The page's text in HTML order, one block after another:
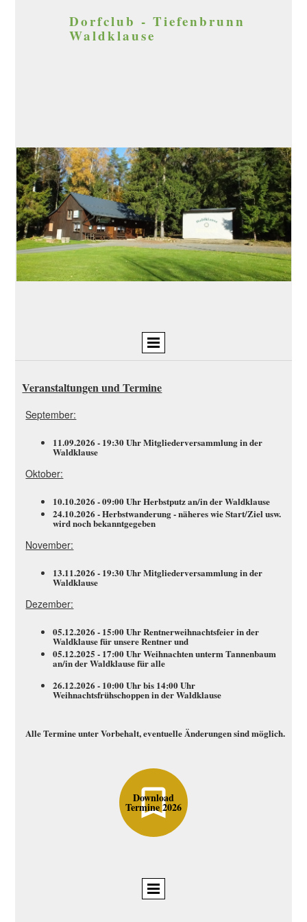
Dorfclub - Tiefenbrunn
Waldklause
Veranstaltungen und Termine
September:
11.09.2026 - 19:30 Uhr Mitgliederversammlung in der
Waldklause
Oktober:
10.10.2026 - 09:00 Uhr Herbstputz an/in der Waldklause
24.10.2026 - Herbstwanderung - näheres wie Start/Ziel usw.
wird noch bekanntgegeben
November:
13.11.2026 - 19:30 Uhr Mitgliederversammlung in der
Waldklause
Dezember:
05.12.2026 - 15:00 Uhr Rentnerweihnachtsfeier in der
Waldklause für unsere Rentner und
05.12.2025 - 17:00 Uhr Weihnachten unterm Tannenbaum
an/in der Waldklause für alle
26.12.2026 - 10:00 Uhr bis 14:00 Uhr
Weihnachtsfrühschoppen in der Waldklause
Alle Termine unter Vorbehalt, eventuelle Änderungen sind möglich.
Download
Termine 2026